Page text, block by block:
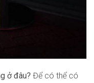
ở đâu? Để có thể có